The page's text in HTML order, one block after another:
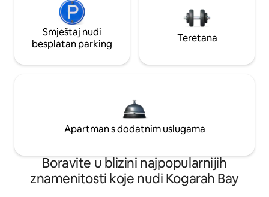
Smještaj nudi
besplatan parking
Teretana
Apartman s dodatnim uslugama
Boravite u blizini najpopularnijih
znamenitosti koje nudi Kogarah Bay